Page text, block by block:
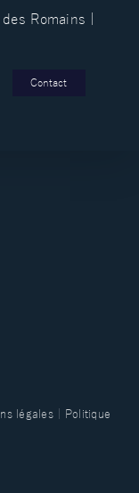
Romains |
Contact
légales
Politique